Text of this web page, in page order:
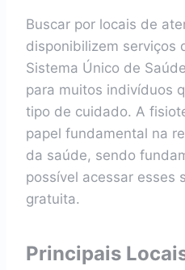
Buscar por locais de
disponibilizem serviços
Sistema Único de
para muitos indivíduos
tipo de cuidado. A
papel fundamental na
da saúde, sendo
possível acessar esses
gratuita.
Principais